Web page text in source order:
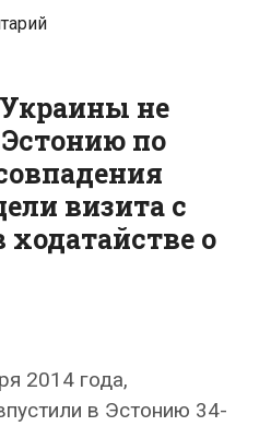
не
по
визита с
ходатайстве о
2014 года,
в Эстонию 34-